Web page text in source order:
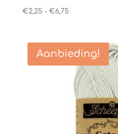
€2,25 - €6,75Prijsklasse:
Aanbieding!